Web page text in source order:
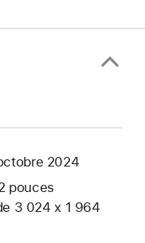
2024
pouces
3 024 x 1 964